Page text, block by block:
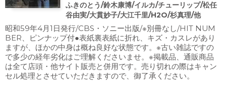
ふきのとう/鈴木康博/イルカ/チューリップ/松任
谷由実/大貫妙子/大江千里/H2O/杉真理/他
昭和59年4月1日発行/CBS・ソニー出版/※別冊なし/HIT NUM
BER、ピンナップ付●表紙裏表紙に折れ、キズ・カスレがあり
ますが、ほかの中身は概ね良好な状態です。※古い雑誌ですの
で多少の経年劣化はご理解くださいませ。※掲載品、通販商品
は全て店頭・他サイト販売と併用です。売り切れの際はキャン
セル処理とさせていただきますので、御了承ください。